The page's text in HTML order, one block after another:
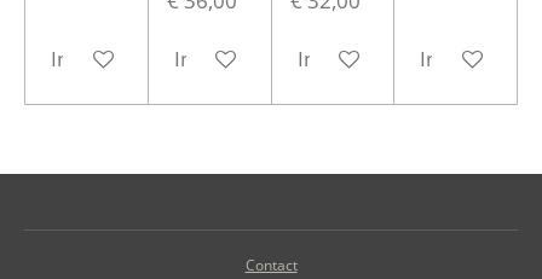
In winkelwagenIn winkelwagenIn winkelwagenIn
Contact